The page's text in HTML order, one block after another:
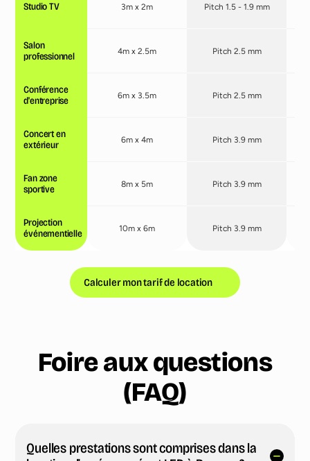
Studio TV
Salon
professionnel
Conférence
d'entreprise
Concert en
extérieur
Fan zone
sportive
Projection
événementielle
3m x 2m
4m x 2.5m
6m x 3.5m
6m x 4m
8m x 5m
10m x 6m
Pitch 1.5 - 1.9 mm
Pitch 2.5 mm
Pitch 2.5 mm
Pitch 3.9 mm
Pitch 3.9 mm
Pitch 3.9 mm
Calculer mon tarif de location
Foire aux questions
(FAQ)
Quelles prestations sont comprises dans la